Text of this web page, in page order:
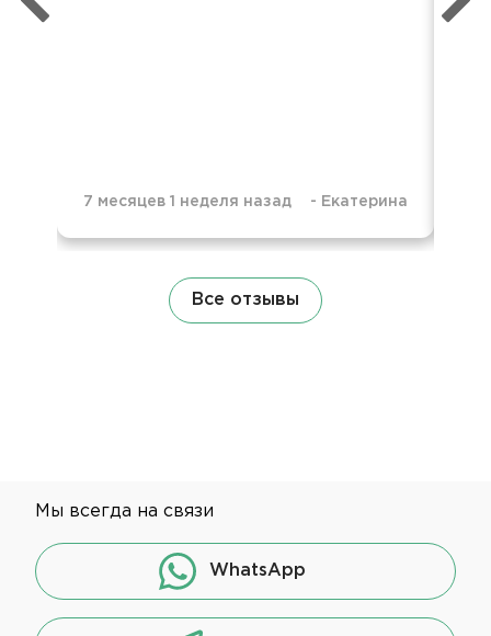
7 месяцев 1 неделя назад - Екатерина
Все отзывы
Мы всегда на связи
WhatsApp